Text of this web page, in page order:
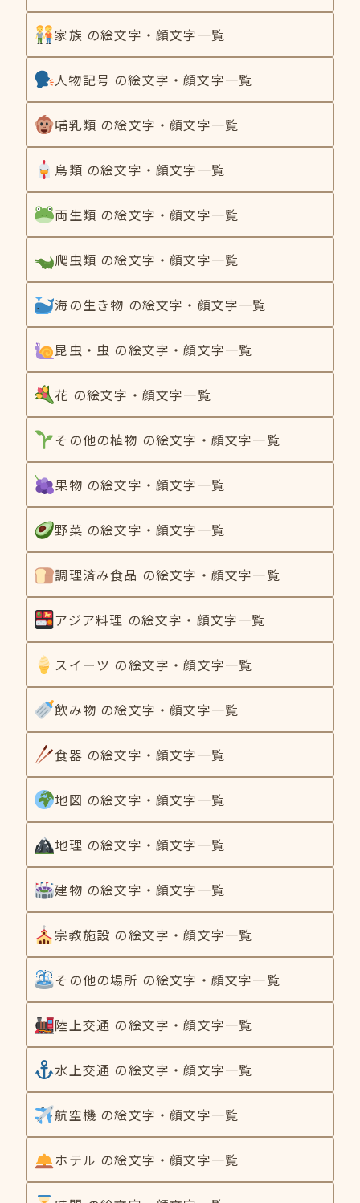
家族 の絵文字・顔文字一覧
人物記号 の絵文字・顔文字一覧
哺乳類 の絵文字・顔文字一覧
鳥類 の絵文字・顔文字一覧
両生類 の絵文字・顔文字一覧
爬虫類 の絵文字・顔文字一覧
海の生き物 の絵文字・顔文字一覧
昆虫・虫 の絵文字・顔文字一覧
花 の絵文字・顔文字一覧
その他の植物 の絵文字・顔文字一覧
果物 の絵文字・顔文字一覧
野菜 の絵文字・顔文字一覧
調理済み食品 の絵文字・顔文字一覧
アジア料理 の絵文字・顔文字一覧
スイーツ の絵文字・顔文字一覧
飲み物 の絵文字・顔文字一覧
食器 の絵文字・顔文字一覧
地図 の絵文字・顔文字一覧
地理 の絵文字・顔文字一覧
建物 の絵文字・顔文字一覧
宗教施設 の絵文字・顔文字一覧
その他の場所 の絵文字・顔文字一覧
陸上交通 の絵文字・顔文字一覧
水上交通 の絵文字・顔文字一覧
航空機 の絵文字・顔文字一覧
ホテル の絵文字・顔文字一覧